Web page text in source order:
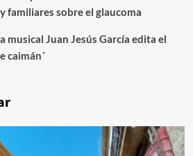
familiares sobre el glaucoma
musical Juan Jesús García edita el
caimán´